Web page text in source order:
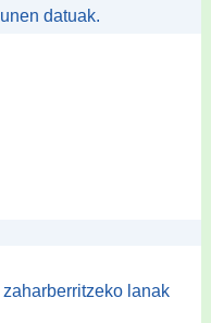
datuak.
lanak